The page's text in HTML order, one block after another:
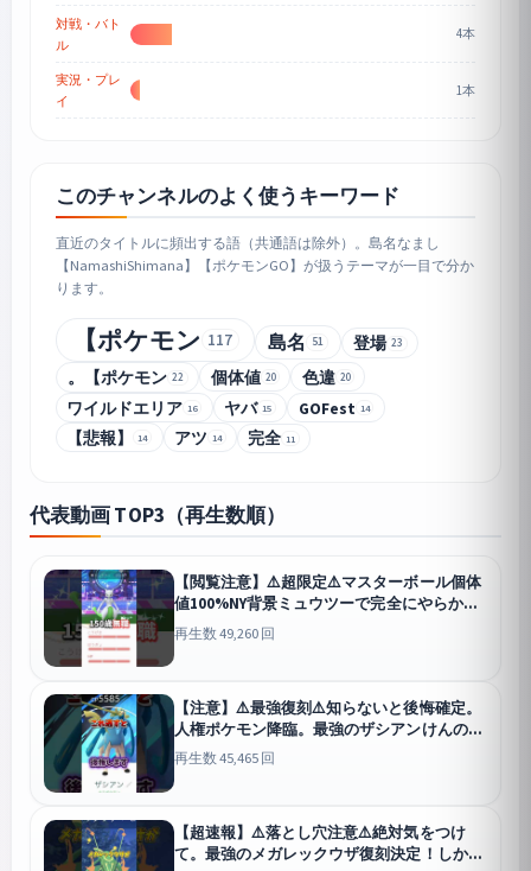
対戦・バト
ル
4本
実況・プレ
イ
1本
このチャンネルのよく使うキーワード
直近のタイトルに頻出する語（共通語は除外）。島名なまし
【NamashiShimana】【ポケモンGO】が扱うテーマが一目で分か
ります。
【ポケモン 117 島名 51 登場 23
。【ポケモン 22 個体値 20 色違 20
ワイルドエリア 16 ヤバ 15 GOFest 14
【悲報】 14 アツ 14 完全 11
代表動画 TOP3（再生数順）
【閲覧注意】⚠️超限定⚠️マスターボール個体
値100%NY背景ミュウツーで完全にやらか
す...【ポケモンGO】#ポケモンGO #島名なま
し #個体値100%
再生数 49,260 回
【注意】⚠️最強復刻⚠️知らないと後悔確定。
人権ポケモン降臨。最強のザシアンけんのお
う、ザマゼンタたてのおう復刻決定！大いな
る軌跡レイド情報【ポケモンGO】#ポケモン
再生数 45,465 回
【超速報】⚠️落とし穴注意⚠️絶対気をつけ
て。最強のメガレックウザ復刻決定！しかし